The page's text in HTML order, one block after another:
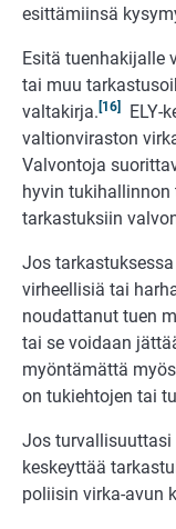
esittämiinsä
Esitä tuenhakijalle
tai muu
valtakirja. [16]
ELY-
valtionviraston
Valvontoja
hyvin
tarkastuksiin
Jos
virheellisiä tai
noudattanut tuen
tai se voidaan
myöntämättä
on tukiehtojen tai
Jos
keskeyttää
poliisin virka-avun